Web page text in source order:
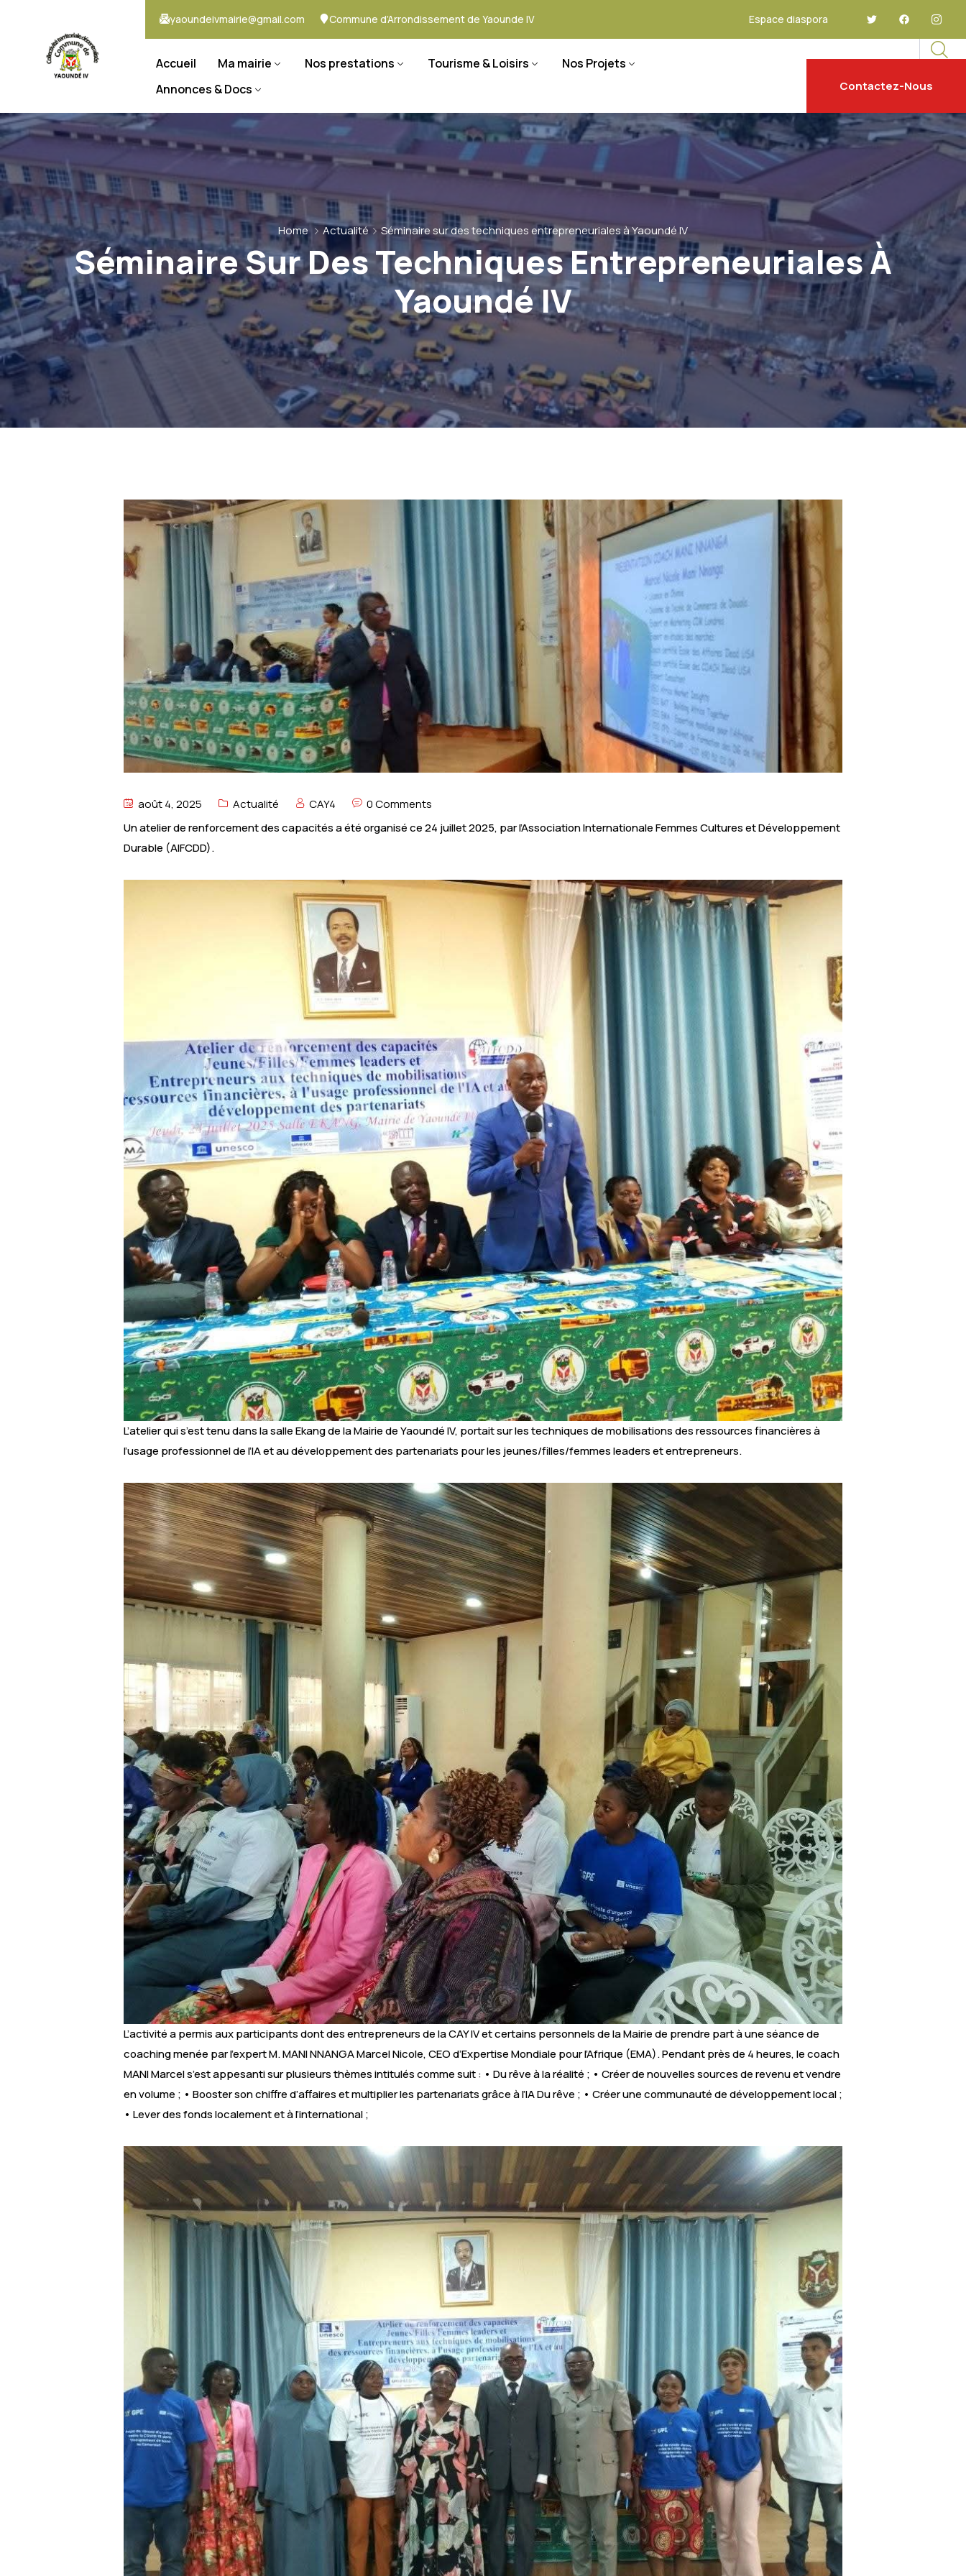
yaoundeivmairie@gmail.com Commune d’Arrondissement de Yaounde IV Espace diaspora
Accueil Ma mairie Nos prestations Tourisme & Loisirs
Nos Projets
Annonces & Docs
Contactez-Nous
Home Actualité Séminaire sur des techniques entrepreneuriales à Yaoundé IV
Séminaire Sur Des Techniques Entrepreneuriales À
Yaoundé IV
août 4, 2025 Actualité CAY4
0 Comments
Un atelier de renforcement des capacités a été organisé ce 24 juillet 2025, par l’Association Internationale Femmes Cultures et Développement
Durable (AIFCDD).
L’atelier qui s’est tenu dans la salle Ekang de la Mairie de Yaoundé IV, portait sur les techniques de mobilisations des ressources financières à
l’usage professionnel de l’IA et au développement des partenariats pour les jeunes/filles/femmes leaders et entrepreneurs.
L’activité a permis aux participants dont des entrepreneurs de la CAY IV et certains personnels de la Mairie de prendre part à une séance de
coaching menée par l’expert M. MANI NNANGA Marcel Nicole, CEO d’Expertise Mondiale pour l’Afrique (EMA). Pendant près de 4 heures, le coach
MANI Marcel s’est appesanti sur plusieurs thèmes intitulés comme suit : • Du rêve à la réalité ; • Créer de nouvelles sources de revenu et vendre
en volume ; • Booster son chiffre d’affaires et multiplier les partenariats grâce à l’IA Du rêve ; • Créer une communauté de développement local ;
• Lever des fonds localement et à l’international ;